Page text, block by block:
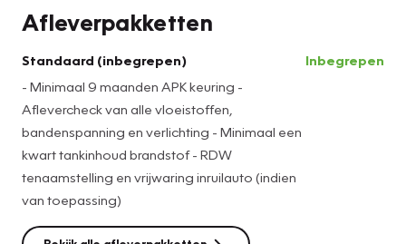
is groot genoeg voor allerlei veelvoorkomende ritten en
dagelijkse bezigheden. Een krachtige motor geeft deze
auto zijn sportieve prestaties. U zit er altijd warmpjes bij
door de stoelverwarming. De schuifdeur bij het
passagiersdeel is ook een voordeel: geen uitzwaaiende
portieren en een royale instap. Bij de uitrusting van deze
Ford horen onder meer 17 inch lichtmetalen velgen, LED
koplampen, LED-achterlichten en verstelbare
lendensteunen.
Afleverpakketten
Standaard (inbegrepen)
- Minimaal 9 maanden APK keuring -
Aflevercheck van alle vloeistoffen,
bandenspanning en verlichting - Minimaal een
kwart tankinhoud brandstof - RDW
tenaamstelling en vrijwaring inruilauto (indien
van toepassing)
Inbegrepen